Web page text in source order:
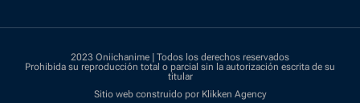
2023 Oniichanime | Todos los derechos reservados
Prohibida su reproducción total o parcial sin la autorización escrita de su
titular
Sitio web construido por Klikken Agency